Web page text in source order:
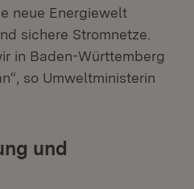
neue Energiewelt
sichere Stromnetze.
in Baden-Württemberg
so Umweltministerin
und